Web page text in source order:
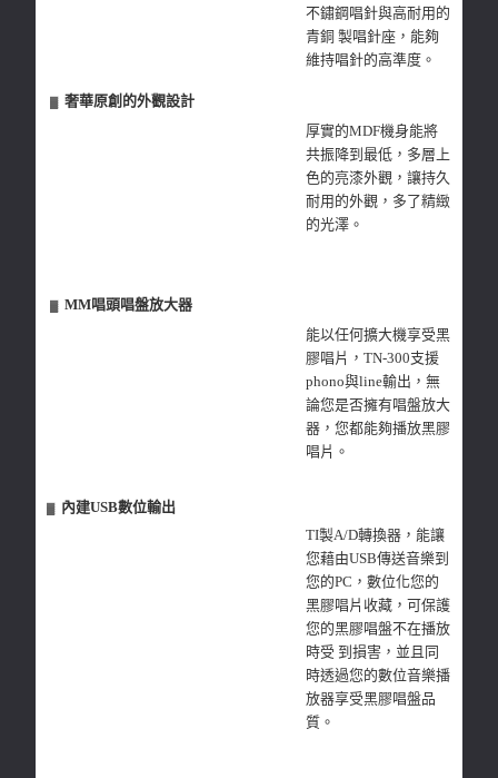
不鏽鋼唱針與高耐用的
青銅 製唱針座，能夠
維持唱針的高準度。
▓ 奢華原創的外觀設計
厚實的MDF機身能將
共振降到最低，多層上
色的亮漆外觀，讓持久
耐用的外觀，多了精緻
的光澤。
▓ MM唱頭唱盤放大器
能以任何擴大機享受黑
膠唱片，TN-300支援
phono與line輸出，無
論您是否擁有唱盤放大
器，您都能夠播放黑膠
唱片。
▓ 內建USB數位輸出
TI製A/D轉換器，能讓
您藉由USB傳送音樂到
您的PC，數位化您的
黑膠唱片收藏，可保護
您的黑膠唱盤不在播放
時受 到損害，並且同
時透過您的數位音樂播
放器享受黑膠唱盤品
質。